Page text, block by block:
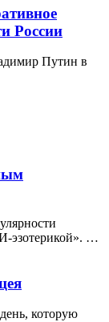
России
Путин в
эзотерикой». …
которую